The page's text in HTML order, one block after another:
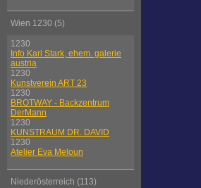
Wien 1230 (5)
1230
Info Karl Stark, ehem. galerie
austria
1230
Kunstverein ART 23
1230
BROTWAY - Backzentrum
DerMann
1230
KUNSTRAUM DR. DAVID
1230
Atelier Eva Meloun
Niederösterreich (113)